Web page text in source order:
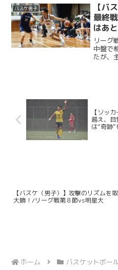
子）
ど下級
バスケ男子
【バ
最終
はあ
東大
vs 学
リーグ
中盤で
たが、
【ソッ
越え、
は“奇跡
【バスケ（男子）】攻撃のリズムを
大勝！/リーグ戦第８節vs明星大
ホーム バスケットボー